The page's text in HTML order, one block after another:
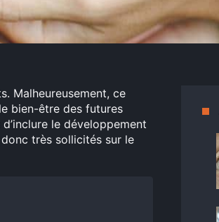
Malheureusement, ce
bien-être des futures
le développement
très sollicités sur le